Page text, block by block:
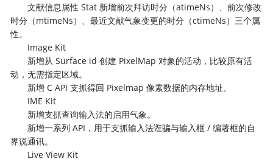
文献信息属性 Stat 新增前次拜访时分（atimeNs）、前次修改
时分（mtimeNs）、最近文献气象变更的时分（ctimeNs）三个属
性。
Image Kit
新增从 Surface id 创建 PixelMap 对象的活动，比较原有活
动，无需指定区域。
新增 C API 支抓得回 Pixelmap 像素数据的内存地址。
IME Kit
新增支抓查询输入法的启用气象。
新增一系列 API，用于支抓输入法诳骗与输入框 / 编著框的自
界说通讯。
Live View Kit